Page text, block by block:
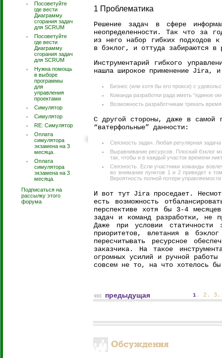
Посоветуйте
где вести
Диаграмму
сгорания задач
для SCRUM
Посоветуйте
где вести
Диаграмму
сгорания задач
для SCRUM
Нужна помощь
в выборе
программы
для
управления
проектами
Симулятор
Симулятор
RE: Симулятор
Оплата
симулятора
экзамена на 3
месяца.
Оплата
симулятора
экзамена на 3
месяца.
Подписаться на
рассылку этого
форума
1 Проблематика
Решение задач в сфере
неопределенности. Так что за
из него набор гибких подходов
в бэклог, и оттуда забираются в
Инструментарий гибкого
нашла широкое применение Jira,
Бизнес (или хотя бы его прокси) с
Команда разработки рада иметь “единое
Возможность разработчикам трекать
С другой стороны, даже в самой
“ватерфольные” данности:
Связность задач. Любая регулярная
Выравнивание ресурсов. Плоский бэклог
так, чтобы и в каждый участок времени
Связность. Если участники команды
во внимание пунктов 1 и 2 приведет к
Вероятность полной потери
И вот тут Jira проседает.
есть возможность
перспективе хотя бы 3-4
задач и команд разработки, не
Даже при условии статичности
приоритетов, влетания в
пересчитывать ресурсное
заказчика. На такое
огромных усилий и ручной
совсем не то, на что хотелось
предыдущая 1 . 2 . 3